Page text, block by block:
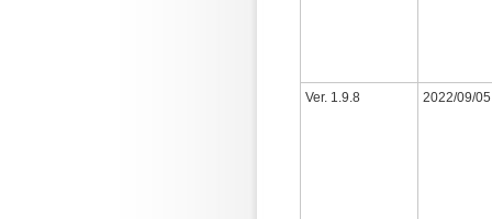
Ver. 1.9.8 2022/09/05